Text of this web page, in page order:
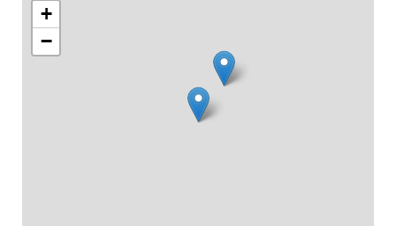
+
−